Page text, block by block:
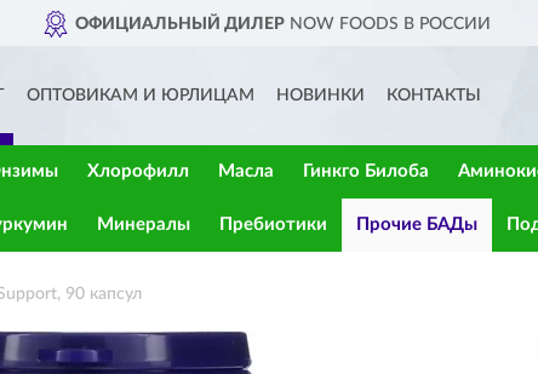
ОФИЦИАЛЬНЫЙ ДИЛЕР NOW FOODS В РОССИИ
ОПТОВИКАМ И ЮРЛИЦАМ НОВИНКИ КОНТАКТЫ
Хлорофилл Масла Гинкго Билоба
Минералы Пребиотики Прочие БАДы
90 капсул